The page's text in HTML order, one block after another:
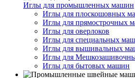
Иглы для промышленных машин
Иглы для плоскошовных
Иглы для прямострочных
Иглы для оверлоков
Иглы для специальных
Иглы для вышивальных
Иглы для
Иглы для бытовых машин